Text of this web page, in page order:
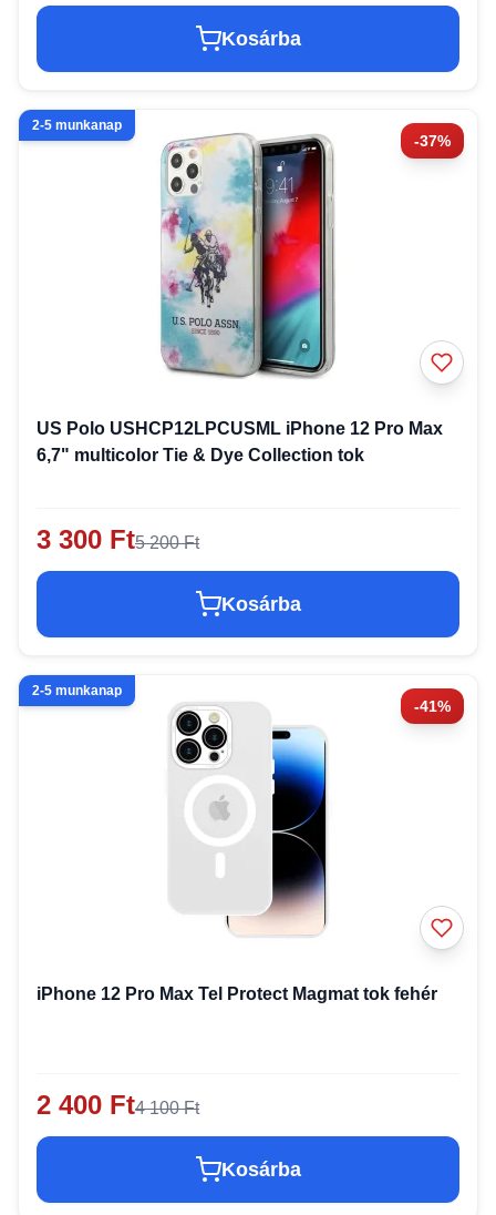
Kosárba
-37%
2-5 munkanap
US Polo USHCP12LPCUSML iPhone 12 Pro Max
6,7" multicolor Tie & Dye Collection tok
3 300 Ft5 200 Ft
Kosárba
-41%
2-5 munkanap
iPhone 12 Pro Max Tel Protect Magmat tok fehér
2 400 Ft4 100 Ft
Kosárba